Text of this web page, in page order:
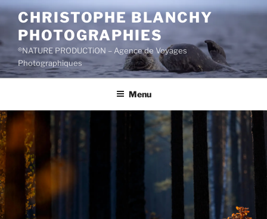
Aller
contenu
principal
CHRISTOPHE BLANCHY
PHOTOGRAPHIES
®NATURE PRODUCTiON – Agence de Voyages
Photographiques
Menu